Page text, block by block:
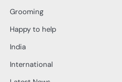
Grooming
Happy to help
India
International